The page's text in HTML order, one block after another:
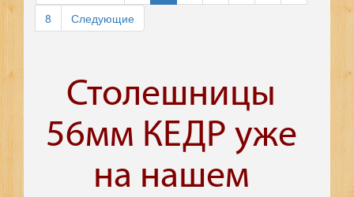
8
Следующие
Столешницы
56мм КЕДР уже
на нашем